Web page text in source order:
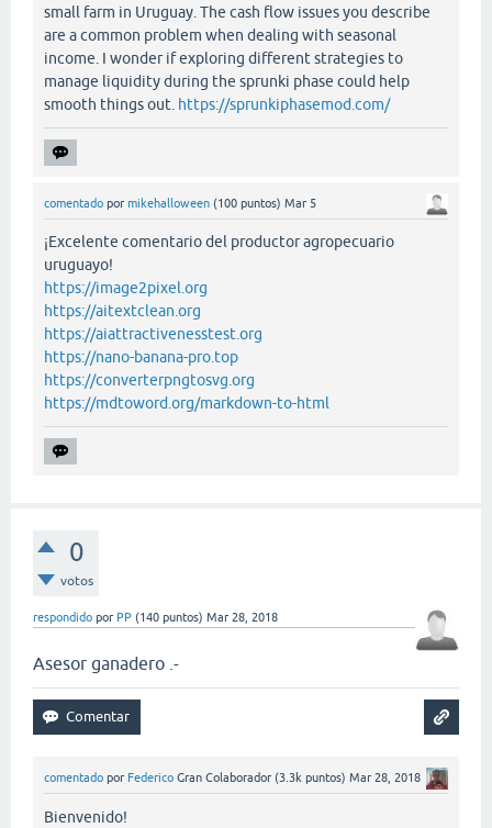
small farm in Uruguay. The cash flow issues you describe
are a common problem when dealing with seasonal
income. I wonder if exploring different strategies to
manage liquidity during the sprunki phase could help
smooth things out. https://sprunkiphasemod.com/
comentado por mikehalloween (100 puntos) Mar 5
¡Excelente comentario del productor agropecuario
uruguayo!
https://image2pixel.org
https://aitextclean.org
https://aiattractivenesstest.org
https://nano-banana-pro.top
https://converterpngtosvg.org
https://mdtoword.org/markdown-to-html
0
votos
respondido por PP (140 puntos) Mar 28, 2018
Asesor ganadero .-
comentado por Federico Gran Colaborador (3.3k puntos) Mar 28, 2018
Bienvenido!